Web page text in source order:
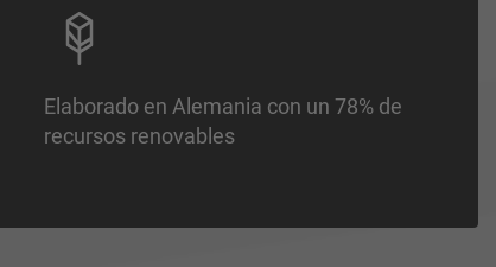
Elaborado en Alemania con un 78% de
recursos renovables